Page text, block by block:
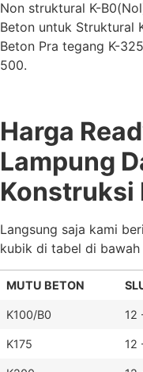
Non struktural K-
Beton untuk Struktural
Beton Pra tegang K-
500.
Harga
Lampung
Konstruksi
Langsung saja kami
kubik di tabel di bawah
MUTU BETON
K100/B0 12
K175 12